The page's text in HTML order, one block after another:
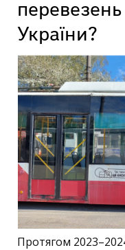
перевезень
України?
Протягом